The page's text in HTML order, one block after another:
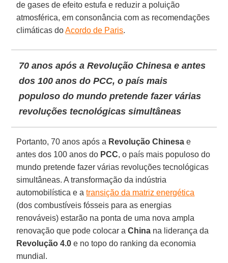
de gases de efeito estufa e reduzir a poluição
atmosférica, em consonância com as recomendações
climáticas doAcordo de Paris.
70 anos após a Revolução Chinesa e antes
dos 100 anos do PCC, o país mais
populoso do mundo pretende fazer várias
revoluções tecnológicas simultâneas
Portanto, 70 anos após a Revolução Chinesa e
antes dos 100 anos do PCC, o país mais populoso do
mundo pretende fazer várias revoluções tecnológicas
simultâneas. A transformação da indústria
automobilística e atransição da matriz energética
(dos combustíveis fósseis para as energias
renováveis) estarão na ponta de uma nova ampla
renovação que pode colocar aChina na liderança da
Revolução 4.0 e no topo do ranking da economia
mundial.